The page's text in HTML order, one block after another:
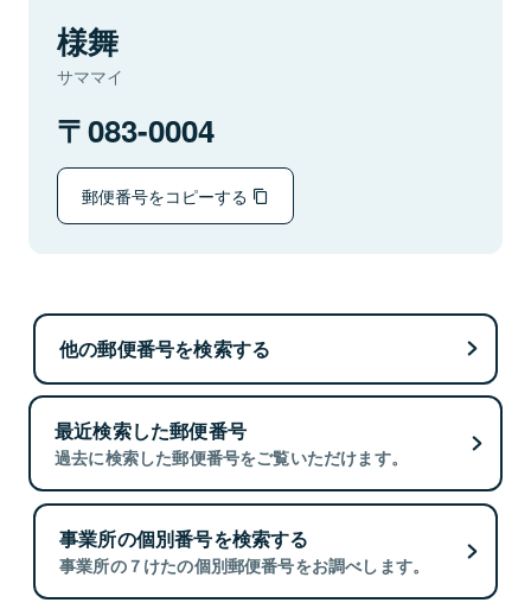
様舞
サママイ
083-0004
郵便番号をコピーする
他の郵便番号を検索する
最近検索した郵便番号
過去に検索した郵便番号をご覧いただけます。
事業所の個別番号を検索する
事業所の７けたの個別郵便番号をお調べします。